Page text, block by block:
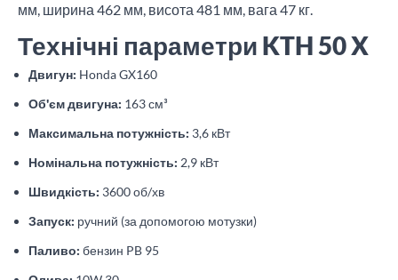
мм, ширина 462 мм, висота 481 мм, вага 47 кг.
Технічні параметри KTH 50 X
Двигун: Honda GX160
Об'єм двигуна: 163 см³
Максимальна потужність: 3,6 кВт
Номінальна потужність: 2,9 кВт
Швидкість: 3600 об/хв
Запуск: ручний (за допомогою мотузки)
Паливо: бензин PB 95